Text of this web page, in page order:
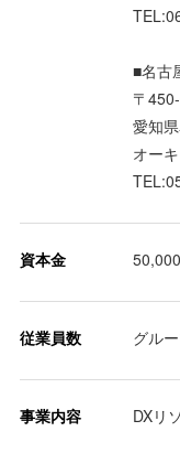
■名古
〒
愛知
オー
資本金
従業員数 グル
事業内容 DXリ